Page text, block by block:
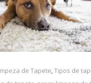
de Tapete,Tipos de